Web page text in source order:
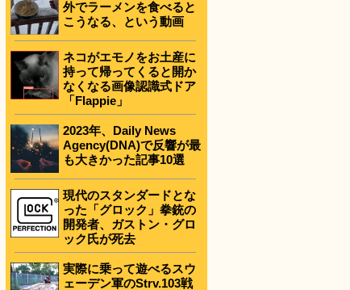
外でラーメンを食べると
こうなる、という動画
ネコがエモノをお土産に
持って帰ってくると開か
なくなる画像認識式ドア
「Flappie」
2023年、Daily News
Agency(DNA)で反響が最
も大きかった記事10選
現代のスタンダードとな
った「グロック」拳銃の
開発者、ガストン・グロ
ック氏が死去
実際に乗って遊べるスウ
ェーデン軍のStrv.103戦